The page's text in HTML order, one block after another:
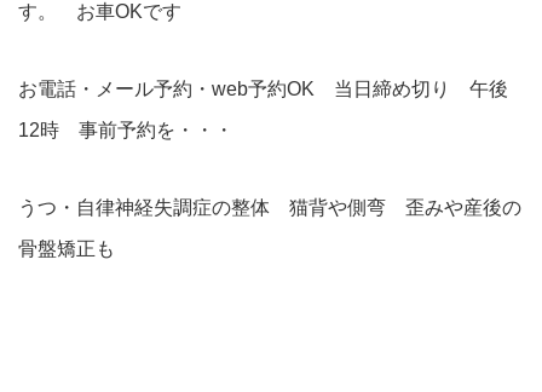
す。 お車OKです
お電話・メール予約・web予約OK 当日締め切り 午後
12時 事前予約を・・・
うつ・自律神経失調症の整体 猫背や側弯 歪みや産後の
骨盤矯正も